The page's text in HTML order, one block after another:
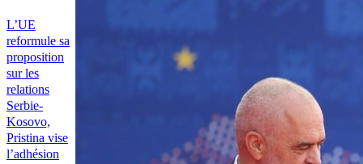
L’UE
reformule sa
proposition
sur les
relations
Serbie-
Kosovo,
Pristina vise
l’adhésion